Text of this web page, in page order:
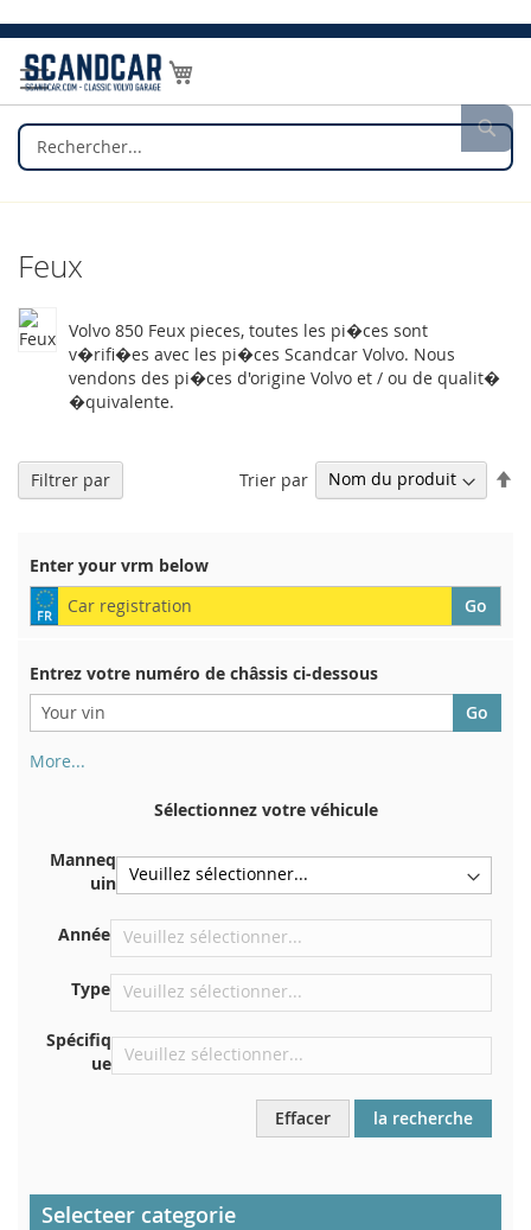
Allez
au
contenu
Mon panier
Feux
Volvo 850 Feux pieces, toutes les pi�ces sont
v�rifi�es avec les pi�ces Scandcar Volvo. Nous
vendons des pi�ces d'origine Volvo et / ou de qualit�
�quivalente.
Trier par
Enter your vrm below
Entrez votre numéro de châssis ci-dessous
More...
d'immatriculation. Et aussi dans la voiture
Centrer contre la cloison sous le capot
Directement dans le compartiment moteur
Près du pare-brise, sur le tableau de bord
Dans le montant de porte arrière droit
Sélectionnez votre véhicule
Manneq
uin
Année
Type
Spécifiq
ue
Effacer la recherche
Selecteer categorie
Filtrer par